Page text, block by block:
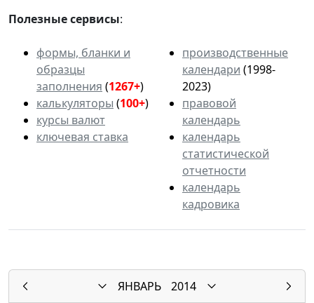
Полезные сервисы:
формы, бланки и
образцы
заполнения (1267+)
калькуляторы (100+)
курсы валют
ключевая ставка
производственные
календари (1998-
2023)
правовой
календарь
календарь
статистической
отчетности
календарь
кадровика
ЯНВАРЬ
2014